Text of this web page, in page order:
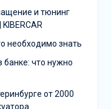
и тюнинг
необходимо знать
банке: что нужно
от 2000